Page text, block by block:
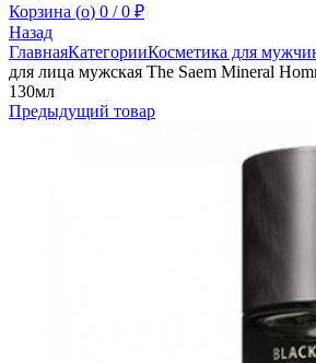
Корзина (o) 0 / 0 ₽
Назад
ГлавнаяКатегорииКосметика для
для лица мужская The Saem Mineral
130мл
Предыдущий товар